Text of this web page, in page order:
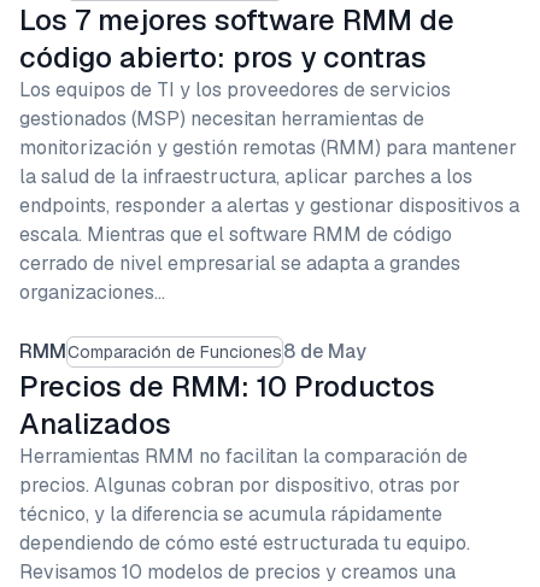
Los 7 mejores software RMM de
código abierto: pros y contras
Los equipos de TI y los proveedores de servicios
gestionados (MSP) necesitan herramientas de
monitorización y gestión remotas (RMM) para mantener
la salud de la infraestructura, aplicar parches a los
endpoints, responder a alertas y gestionar dispositivos a
escala. Mientras que el software RMM de código
cerrado de nivel empresarial se adapta a grandes
organizaciones…
RMMComparación de Funciones8 de May
Precios de RMM: 10 Productos
Analizados
Herramientas RMM no facilitan la comparación de
precios. Algunas cobran por dispositivo, otras por
técnico, y la diferencia se acumula rápidamente
dependiendo de cómo esté estructurada tu equipo.
Revisamos 10 modelos de precios y creamos una